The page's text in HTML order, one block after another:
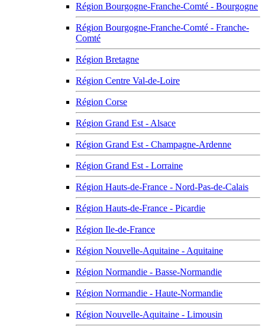
Région Bourgogne-Franche-Comté - Bourgogne
Région Bourgogne-Franche-Comté - Franche-
Comté
Région Bretagne
Région Centre Val-de-Loire
Région Corse
Région Grand Est - Alsace
Région Grand Est - Champagne-Ardenne
Région Grand Est - Lorraine
Région Hauts-de-France - Nord-Pas-de-Calais
Région Hauts-de-France - Picardie
Région Ile-de-France
Région Nouvelle-Aquitaine - Aquitaine
Région Normandie - Basse-Normandie
Région Normandie - Haute-Normandie
Région Nouvelle-Aquitaine - Limousin